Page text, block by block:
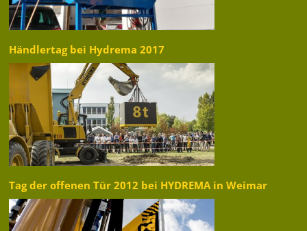
Händlertag bei Hydrema 2017
Tag der offenen Tür 2012 bei HYDREMA in Weimar